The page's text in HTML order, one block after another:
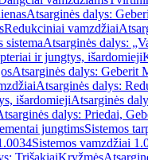
Atsarginės dalys:
Redukciniai vamzdžiai
sistemaAtsarginės dalys:
ir jungtys, išardomieji
Atsarginės dalys: Geberit
Atsarginės dalys:
išardomiejiAtsarginės
dalys: Priedai,
jungtimsSistemos
Sistemos vamzdžiai
TrišakiaiKryžmės